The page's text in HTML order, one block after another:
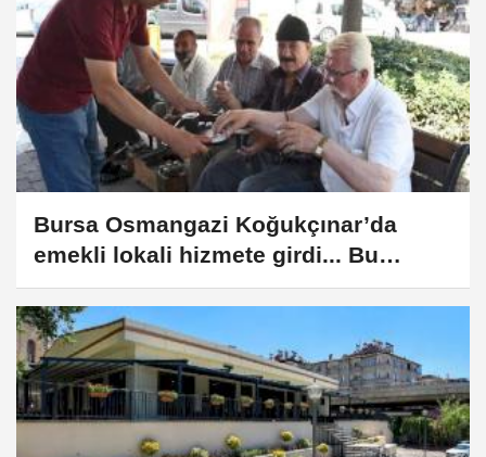
Bursa Osmangazi Koğukçınar’da
emekli lokali hizmete girdi... Bu
lokalde çay 5 TL!